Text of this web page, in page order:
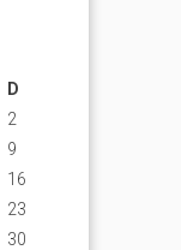
D
2
9
16
23
30